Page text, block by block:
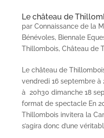
Le château de
par Connaissance de la
Bénévoles, Biennale
Thillombois, Château de
Le château de
vendredi 16 septembre à
à 20h30 dimanche 18
format de spectacle En
Thillombois invitera la
s’agira donc d’une